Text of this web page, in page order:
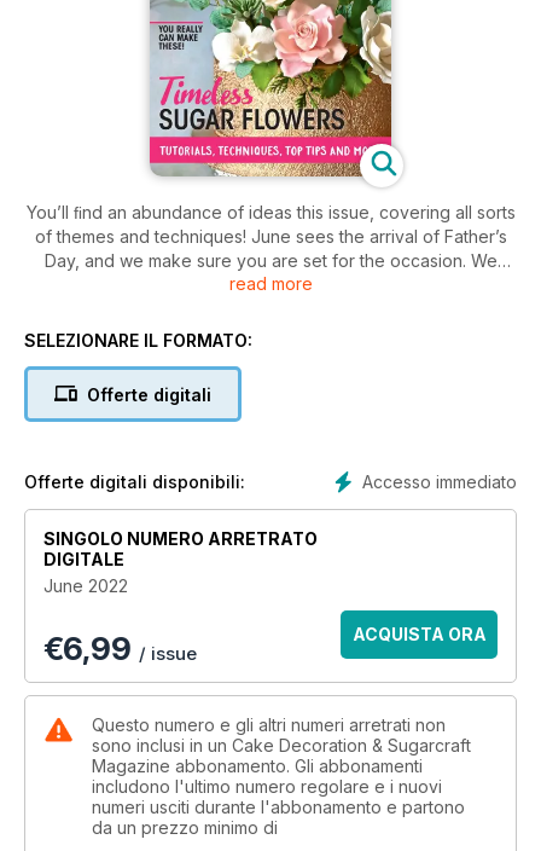
You’ll ﬁnd an abundance of ideas this issue, covering all sorts
of themes and techniques! June sees the arrival of Father’s
Day, and we make sure you are set for the occasion. We
have cakes that can be adapted to suit the men in your life,
tier that has been transformed into a mug with a Kawaii-
and sugar cubes! We move on to Julie Rogerson’s modelling
masterclass, a Dad sitting with his two children, to help you
how to treat someone to their favourite meal, a full English,
top experts and fantastic top tips throughout the tutorials to
read more
SELEZIONARE IL FORMATO:
Offerte digitali
Accesso immediato
Offerte digitali disponibili:
SINGOLO NUMERO ARRETRATO
DIGITALE
June 2022
€6,99 / issue
ACQUISTA ORA
Questo numero e gli altri numeri arretrati non
sono inclusi in un Cake Decoration & Sugarcraft
Magazine abbonamento. Gli abbonamenti
includono l'ultimo numero regolare e i nuovi
numeri usciti durante l'abbonamento e partono
da un prezzo minimo di